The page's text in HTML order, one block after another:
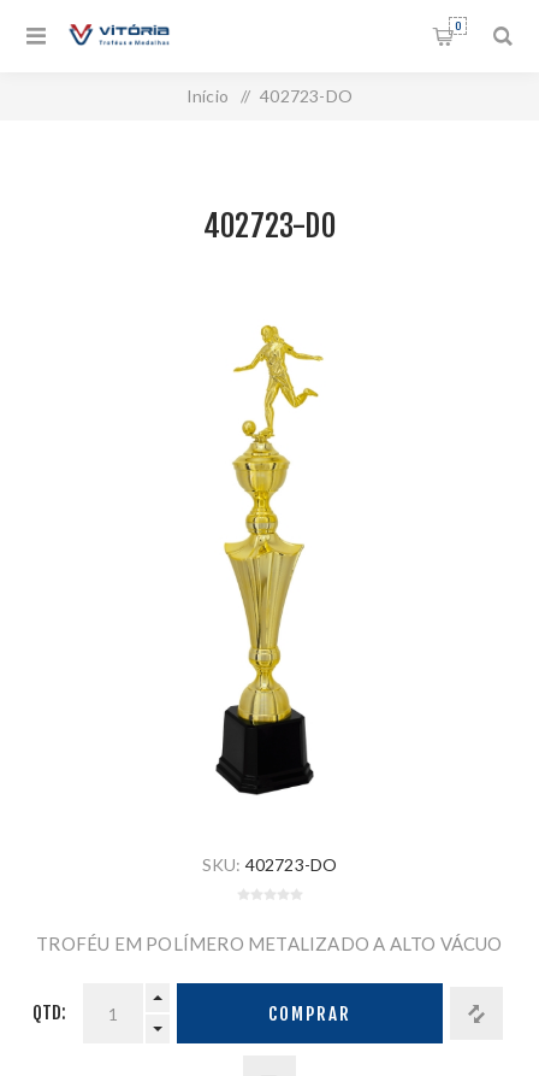
0
Início / 402723-DO
402723-DO
SKU: 402723-DO
TROFÉU EM POLÍMERO METALIZADO A ALTO VÁCUO
QTD: COMPRAR